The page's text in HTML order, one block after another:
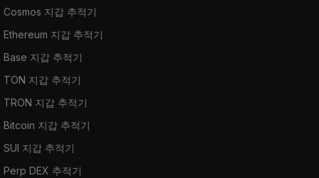
Cosmos 지갑 추적기
Ethereum 지갑 추적기
Base 지갑 추적기
TON 지갑 추적기
TRON 지갑 추적기
Bitcoin 지갑 추적기
SUI 지갑 추적기
Perp DEX 추적기